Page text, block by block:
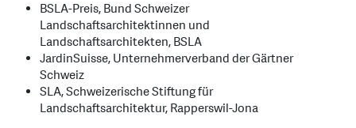
BSLA-Preis, Bund Schweizer
Landschaftsarchitektinnen und
Landschaftsarchitekten, BSLA
JardinSuisse, Unternehmerverband der Gärtner
Schweiz
SLA, Schweizerische Stiftung für
Landschaftsarchitektur, Rapperswil-Jona